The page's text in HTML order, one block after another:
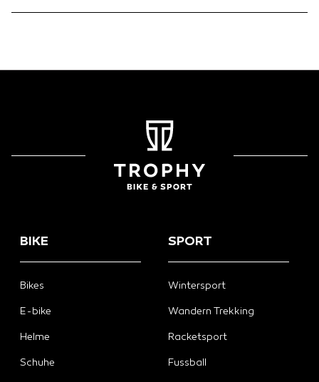
BIKE
Bikes
E-bike
Helme
Schuhe
SPORT
Wintersport
Wandern Trekking
Racketsport
Fussball